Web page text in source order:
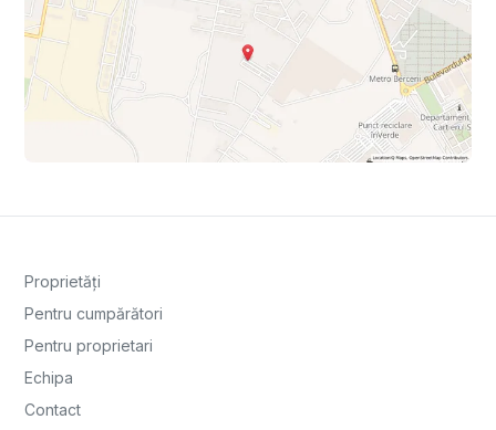
Proprietăți
Pentru cumpărători
Pentru proprietari
Echipa
Contact